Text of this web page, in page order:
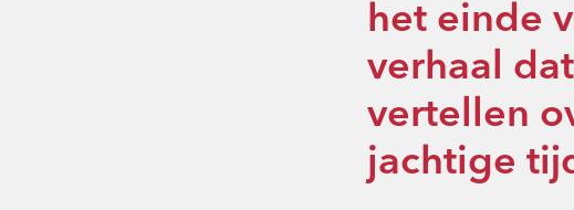
het einde
verhaal
vertellen
jachtige